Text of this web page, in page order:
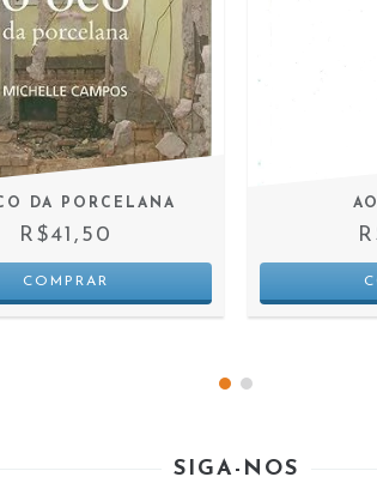
DA PORCELANA
R$41,50
SIGA-NOS